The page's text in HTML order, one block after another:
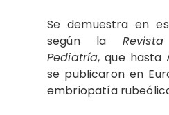
Se demuestra en
según la
Pediatría, que hasta
se publicaron en
embriopatía